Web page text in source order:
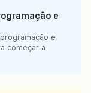
e
e
começar a